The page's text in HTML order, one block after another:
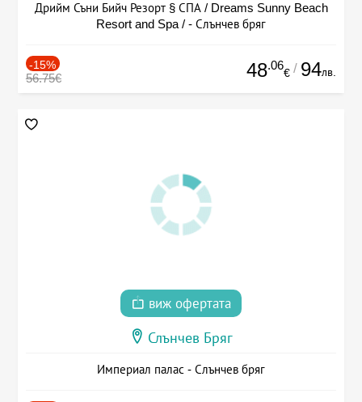
Дрийм Съни Бийч Резорт § СПА / Dreams Sunny Beach
Resort and Spa / - Слънчев бряг
-15%
56.75€ 48.06
€ / 94лв.
виж офертата
Слънчев Бряг
Империал палас - Слънчев бряг